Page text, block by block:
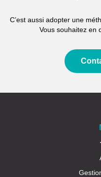
C’est aussi adopter une
Vous souhaitez en